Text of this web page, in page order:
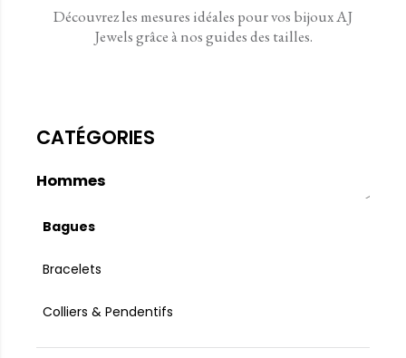
Découvrez les mesures idéales pour vos bijoux AJ
Jewels grâce à nos guides des tailles.
CATÉGORIES
Hommes
Bagues
Bracelets
Colliers & Pendentifs